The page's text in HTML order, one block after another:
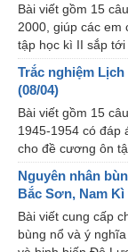
Bài viết gồm 15
2000, giúp các em
tập học kì II sắp tới
Trắc nghiệm Lịch
(08/04)
Bài viết gồm 15
1945-1954 có đáp
cho đề cương ôn
Nguyên nhân
Bắc Sơn, Nam
Bài viết cung cấp
bùng nổ và ý